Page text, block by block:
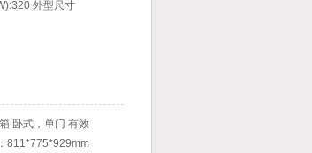
外型尺寸
卧式，单门 有效
811*775*929mm